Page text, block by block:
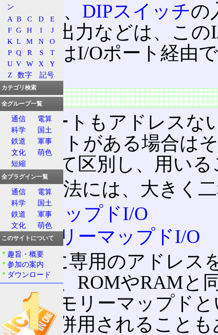
例えば、 DIPスイッチの
LED の出力などは、こ
ッサーはI/Oポート経由
る。
アクセス
I/Oポートもアドレスな
I/Oポートがある場合は
によって区別し、用い
その方法には、大きく
I/OマップドI/O
メモリーマップドI/O
I/O用に専用のアドレス
であり、ROMやRAMと
のをメモリーマップド
あり、併用されることも
ン
A B C D
E
F G H I
J
K L M N
O
P Q R S
T
U V W X
Y
Z
数字 記号
カテゴリ検索
全グループ一覧
通信
電算
科学
国土
鉄道
軍事
文化
萌色
短縮
全プラグイン一覧
通信
電算
科学
国土
鉄道
軍事
文化
萌色
このサイトについて
趣旨・概要
参加の案内
ダウンロード